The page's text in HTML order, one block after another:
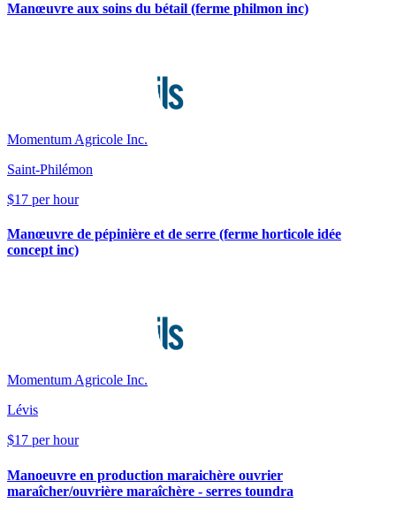
Manœuvre aux soins du bétail (ferme philmon inc)
Momentum Agricole Inc.
Saint-Philémon
$17 per hour
Manœuvre de pépinière et de serre (ferme horticole idée
concept inc)
Momentum Agricole Inc.
Lévis
$17 per hour
Manoeuvre en production maraichère ouvrier
maraîcher/ouvrière maraîchère - serres toundra